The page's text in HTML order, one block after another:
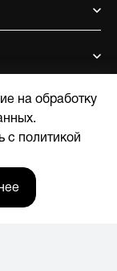
на обработку
с политикой